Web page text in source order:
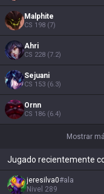
Malphite
CS 198 (7)
Ahri
CS 228 (7.2)
Sejuani
CS 153 (6.3)
Ornn
CS 186 (6.4)
Mostrar
Jugado recientemente
jeresilva0#ala
Nivel 289